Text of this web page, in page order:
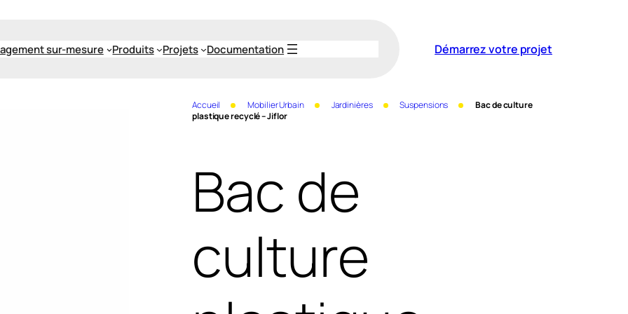
sur-mesure Produits Projets Documentation Démarrez votre projet
Accueil Mobilier Urbain Jardinières Suspensions
Bac de culture
plastique recyclé – Jiflor
Bac de
culture